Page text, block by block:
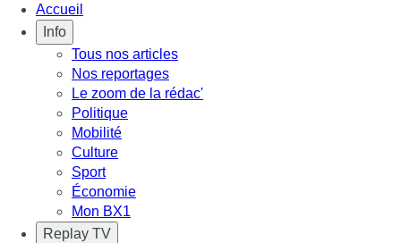
Accueil
Info
Tous nos articles
Nos reportages
Le zoom de la rédac'
Politique
Mobilité
Culture
Sport
Économie
Mon BX1
Replay TV